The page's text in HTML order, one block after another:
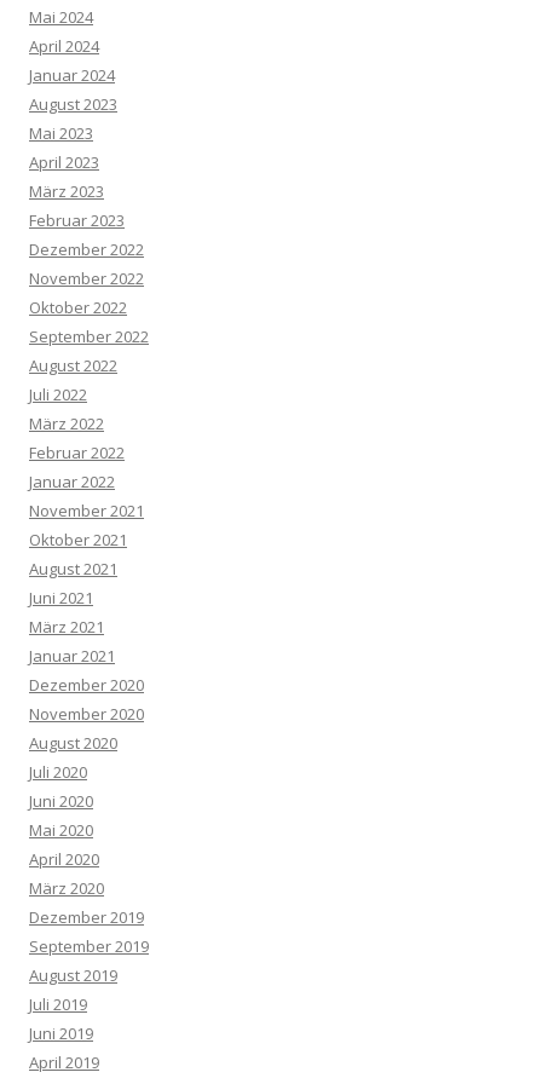
Mai 2024
April 2024
Januar 2024
August 2023
Mai 2023
April 2023
März 2023
Februar 2023
Dezember 2022
November 2022
Oktober 2022
September 2022
August 2022
Juli 2022
März 2022
Februar 2022
Januar 2022
November 2021
Oktober 2021
August 2021
Juni 2021
März 2021
Januar 2021
Dezember 2020
November 2020
August 2020
Juli 2020
Juni 2020
Mai 2020
April 2020
März 2020
Dezember 2019
September 2019
August 2019
Juli 2019
Juni 2019
April 2019